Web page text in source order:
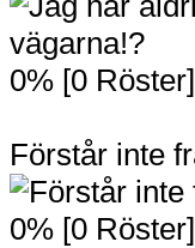
0% [0 Röster]
Förstår inte
0% [0 Röster]